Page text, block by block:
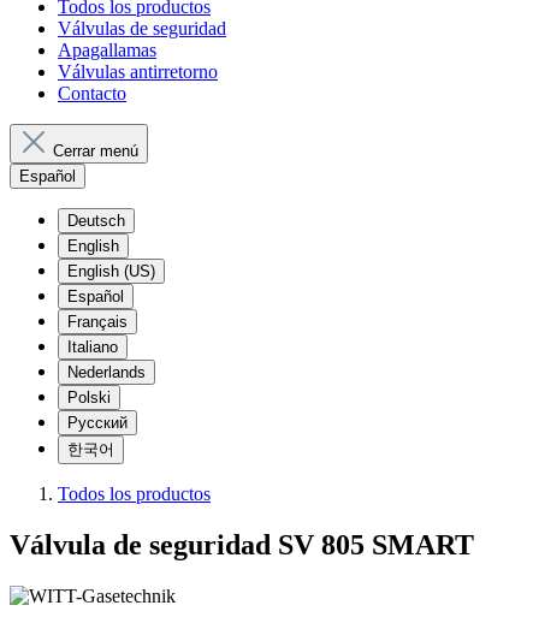
Todos los productos
Válvulas de seguridad
Apagallamas
Válvulas antirretorno
Contacto
Cerrar menú
Español
Deutsch
English
English (US)
Español
Français
Italiano
Nederlands
Polski
Русский
한국어
Todos los productos
Válvula de seguridad SV 805 SMART